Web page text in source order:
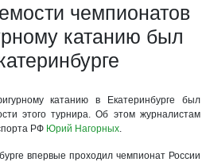
чемпионатов
катанию был
катанию в Екатеринбурге был
этого турнира. Об этом журналистам
РФ Юрий Нагорных.
впервые проходил чемпионат России